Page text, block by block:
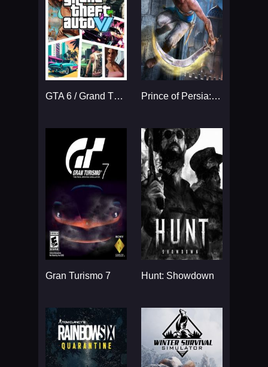
GTA 6 / Grand Theft Auto VI Prince of Persia: The Sands
Gran Turismo 7 Hunt: Showdown